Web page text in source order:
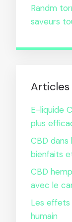
Randm
saveurs
Articles
E-liquide
plus
CBD
bienfaits
CBD
avec le
Les effets
humain